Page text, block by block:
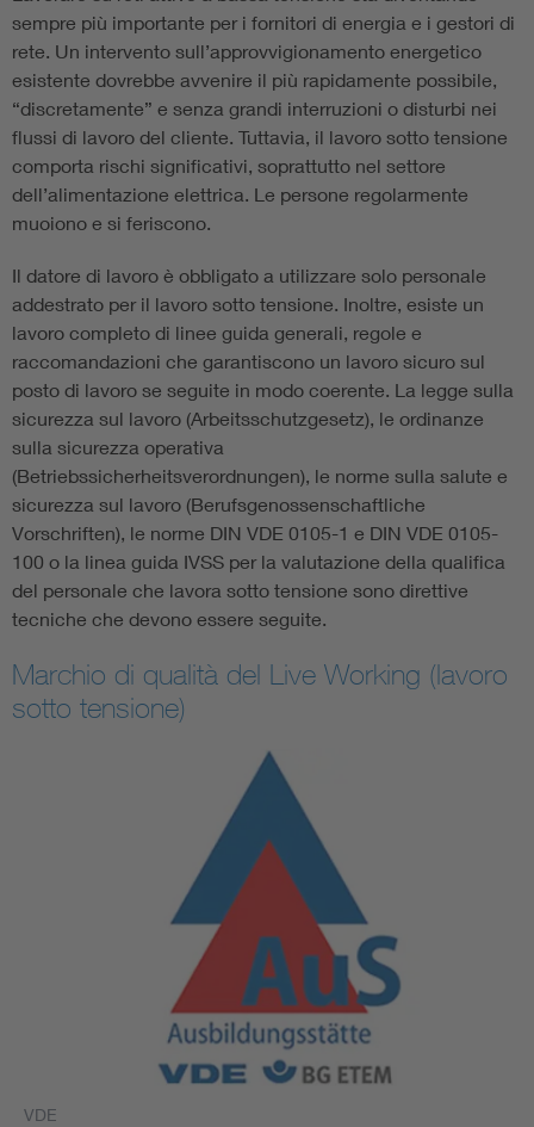
sempre più importante per i fornitori di energia e i gestori di
rete. Un intervento sull’approvvigionamento energetico
esistente dovrebbe avvenire il più rapidamente possibile,
“discretamente” e senza grandi interruzioni o disturbi nei
flussi di lavoro del cliente. Tuttavia, il lavoro sotto tensione
comporta rischi significativi, soprattutto nel settore
dell’alimentazione elettrica. Le persone regolarmente
muoiono e si feriscono.
Il datore di lavoro è obbligato a utilizzare solo personale
addestrato per il lavoro sotto tensione. Inoltre, esiste un
lavoro completo di linee guida generali, regole e
raccomandazioni che garantiscono un lavoro sicuro sul
posto di lavoro se seguite in modo coerente. La legge sulla
sicurezza sul lavoro (Arbeitsschutzgesetz), le ordinanze
sulla sicurezza operativa
(Betriebssicherheitsverordnungen), le norme sulla salute e
sicurezza sul lavoro (Berufsgenossenschaftliche
Vorschriften), le norme DIN VDE 0105-1 e DIN VDE 0105-
100 o la linea guida IVSS per la valutazione della qualifica
del personale che lavora sotto tensione sono direttive
tecniche che devono essere seguite.
Marchio di qualità del Live Working (lavoro
sotto tensione)
VDE